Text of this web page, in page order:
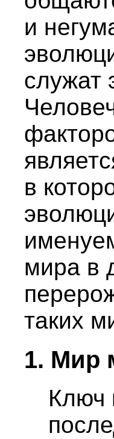
и
служат
в
мира в
таких
1. Мир
Ключ